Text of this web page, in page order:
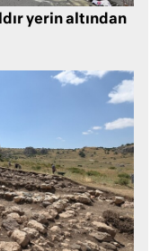
yerin altından